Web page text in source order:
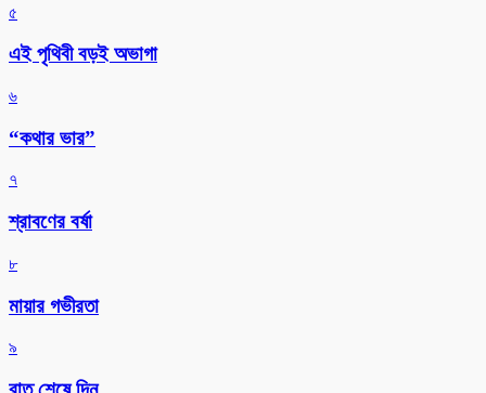
৫
এই পৃথিবী বড়ই অভাগা
৬
“কথার ভার”
৭
শ্রাবণের বর্ষা
৮
মায়ার গভীরতা
৯